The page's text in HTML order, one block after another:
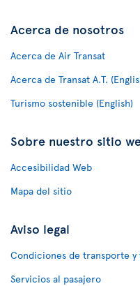
Acerca de nosotros
Acerca de Air Transat
Acerca de Transat A.T.
Turismo sostenible (English)
Sobre nuestro sitio
Accesibilidad Web
Mapa del sitio
Aviso legal
Condiciones de transporte y
Servicios al pasajero